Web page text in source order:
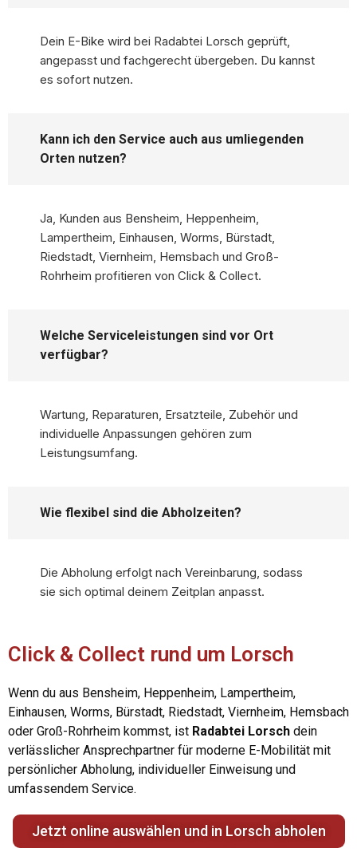
Dein E-Bike wird bei Radabtei Lorsch geprüft,
angepasst und fachgerecht übergeben. Du kannst
es sofort nutzen.
Kann ich den Service auch aus umliegenden
Orten nutzen?
Ja, Kunden aus Bensheim, Heppenheim,
Lampertheim, Einhausen, Worms, Bürstadt,
Riedstadt, Viernheim, Hemsbach und Groß-
Rohrheim profitieren von Click & Collect.
Welche Serviceleistungen sind vor Ort
verfügbar?
Wartung, Reparaturen, Ersatzteile, Zubehör und
individuelle Anpassungen gehören zum
Leistungsumfang.
Wie flexibel sind die Abholzeiten?
Die Abholung erfolgt nach Vereinbarung, sodass
sie sich optimal deinem Zeitplan anpasst.
Click & Collect rund um Lorsch
Wenn du aus Bensheim, Heppenheim, Lampertheim,
Einhausen, Worms, Bürstadt, Riedstadt, Viernheim, Hemsbach
oder Groß-Rohrheim kommst, ist Radabtei Lorsch dein
verlässlicher Ansprechpartner für moderne E-Mobilität mit
persönlicher Abholung, individueller Einweisung und
umfassendem Service.
Jetzt online auswählen und in Lorsch abholen